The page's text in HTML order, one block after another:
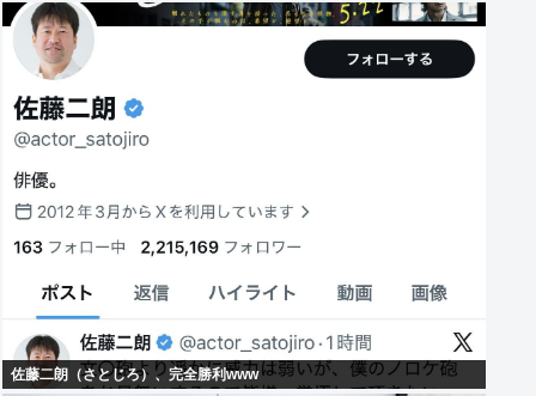
佐藤二朗（さとじろ）、完全勝利www